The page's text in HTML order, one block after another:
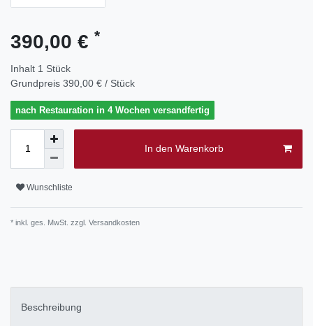
390,00 € *
Inhalt 1 Stück
Grundpreis 390,00 € / Stück
nach Restauration in 4 Wochen versandfertig
In den Warenkorb
Wunschliste
* inkl. ges. MwSt. zzgl. Versandkosten
Beschreibung